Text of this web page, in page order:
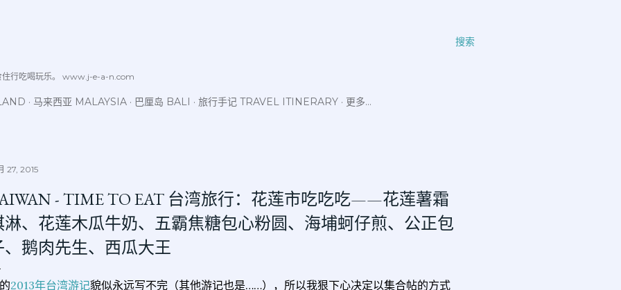
搜索
住行吃喝玩乐。 www.j-e-a-n.com
马来西亚 MALAYSIA 巴厘岛 BALI 旅行手记 TRAVEL ITINERARY 更多…
27, 2015
- TIME TO EAT 台湾旅行：花莲市吃吃吃——花莲薯霜
淋、花莲木瓜牛奶、五霸焦糖包心粉圆、海埔蚵仔煎、公正包
、鹅肉先生、西瓜大王
2013年台湾游记貌似永远写不完（其他游记也是……），所以我狠下心决定以集合帖的方式